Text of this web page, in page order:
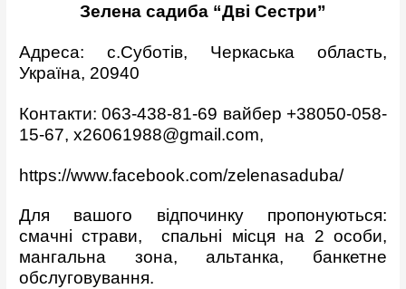
Зелена садиба “Дві Сестри”
Адреса: с.Суботів, Черкаська область,
Україна, 20940
Контакти: 063-438-81-69 вайбер +38050-058-
15-67,x26061988@gmail.com,
https://www.facebook.com/zelenasaduba/
Для вашого відпочинку пропонуються:
смачні страви, спальні місця на 2 особи,
мангальна зона, альтанка, банкетне
обслуговування.